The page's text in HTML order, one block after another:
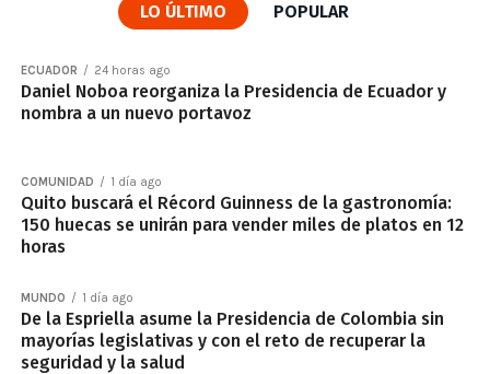
LO ÚLTIMO POPULAR
ECUADOR 24 horas ago
Daniel Noboa reorganiza la Presidencia de Ecuador y
nombra a un nuevo portavoz
COMUNIDAD 1 día ago
Quito buscará el Récord Guinness de la gastronomía:
150 huecas se unirán para vender miles de platos en 12
horas
MUNDO 1 día ago
De la Espriella asume la Presidencia de Colombia sin
mayorías legislativas y con el reto de recuperar la
seguridad y la salud